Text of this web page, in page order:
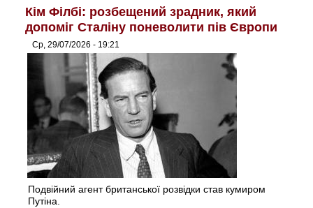
Кім Філбі: розбещений зрадник, який
допоміг Сталіну поневолити пів Європи
Ср, 29/07/2026 - 19:21
Подвійний агент британської розвідки став кумиром
Путіна.